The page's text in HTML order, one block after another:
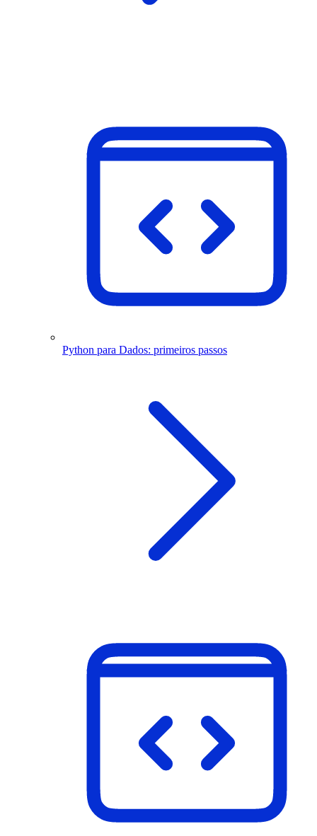
Python para Dados: primeiros passos